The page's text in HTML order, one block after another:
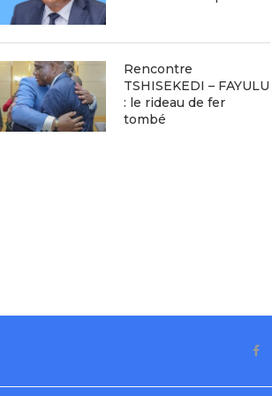
Rencontre
TSHISEKEDI – FAYULU
: le rideau de fer
tombé